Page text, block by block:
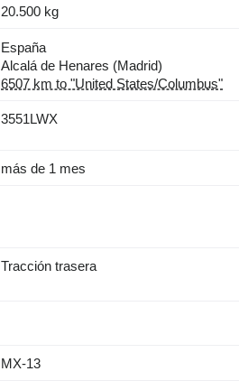
20.500 kg
España
Alcalá de Henares (Madrid)
6507 km to "United States/Columbus"
3551LWX
más de 1 mes
Tracción trasera
MX-13